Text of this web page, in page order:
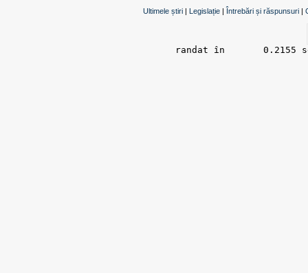
Ultimele știri | Legislație | Întrebări și răspunsuri |
randat în